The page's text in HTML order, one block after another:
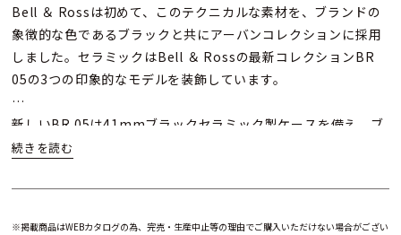
Bell ＆ Rossは初めて、このテクニカルな素材を、ブランドの
象徴的な色であるブラックと共にアーバンコレクションに採用
しました。セラミックはBell ＆ Rossの最新コレクションBR
05の3つの印象的なモデルを装飾しています。
新しいBR 05は41mmブラックセラミック製ケースを備え、ブ
ラック・ルテニウム仕上げの自動巻きムーブメントは54時間の
ミックは、シースルーの文字盤から機械式自動巻きムーブメン
※掲載商品はWEBカタログの為、完売・生産中止等の理由でご購入いただけない場合がござい